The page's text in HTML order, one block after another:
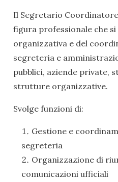
Il Segretario
figura professionale che
organizzativa e del
segreteria e
pubblici, aziende private,
strutture organizzative.
Svolge funzioni di:
Gestione e
segreteria
Organizzazione di
comunicazioni ufficiali